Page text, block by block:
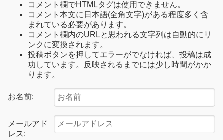
コメント欄でHTMLタグは使用できません。
コメント本文に日本語(全角文字)がある程度多く含
まれている必要があります。
コメント欄内のURLと思われる文字列は自動的にリ
ンクに変換されます。
投稿ボタンを押してエラーがでなければ、投稿は成
功しています。反映されるまでには少し時間がかか
ります。
お名前:
メールアド
レス: